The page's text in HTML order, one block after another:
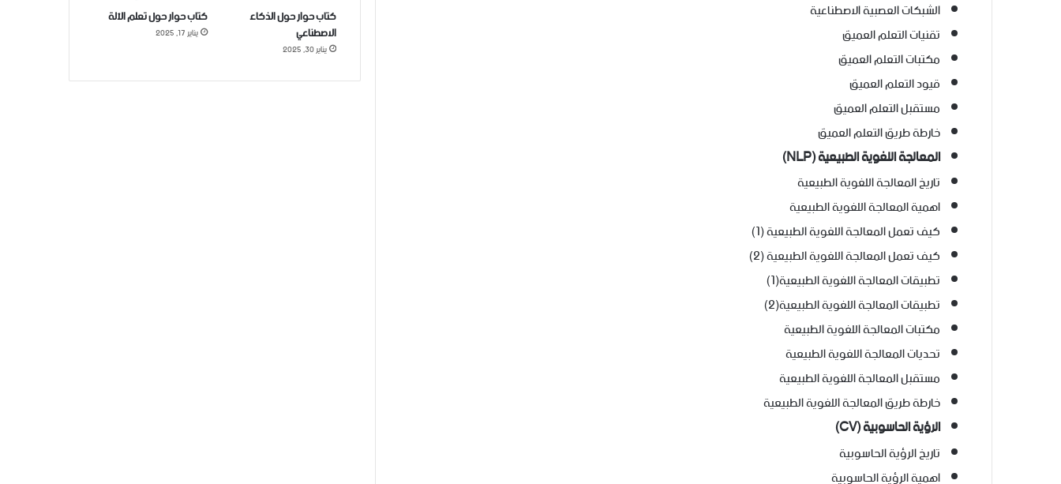
الشبكات العصبية الاصطناعية
تقنيات التعلم العميق
مكتبات التعلم العميق
قيود التعلم العميق
مستقبل التعلم العميق
خارطة طريق التعلم العميق
المعالجة اللغوية الطبيعية (NLP)
تاريخ المعالجة اللغوية الطبيعية
اهمية المعالجة اللغوية الطبيعية
كيف تعمل المعالجة اللغوية الطبيعية (1)
كيف تعمل المعالجة اللغوية الطبيعية (2)
تطبيقات المعالجة اللغوية الطبيعية(1)
تطبيقات المعالجة اللغوية الطبيعية(2)
مكتبات المعالجة اللغوية الطبيعية
تحديات المعالجة اللغوية الطبيعية
مستقبل المعالجة اللغوية الطبيعية
خارطة طريق المعالجة اللغوية الطبيعية
الرؤية الحاسوبية (CV)
تاريخ الرؤية الحاسوبية
اهمية الرؤية الحاسوبية
كتاب حوار حول الذكاء
الاصطناعي
يناير 30, 2025
كتاب حوار حول تعلم الآلة
يناير 17, 2025